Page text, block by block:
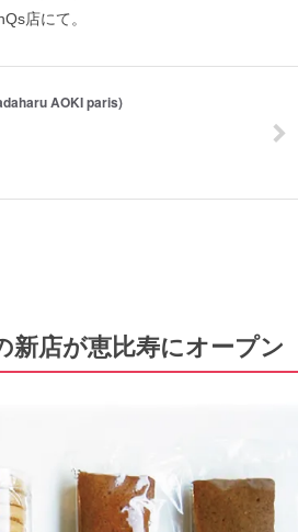
店にて。
新店が恵比寿にオープン